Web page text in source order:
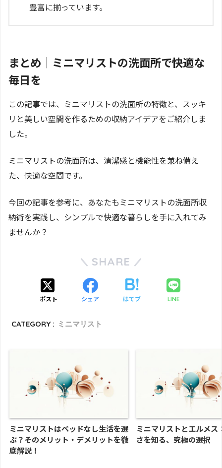
豊富に揃っています。
まとめ｜ミニマリストの洗面所で快適な
毎日を
この記事では、ミニマリストの洗面所の特徴と、スッキ
リと美しい空間を作るための収納アイデアをご紹介しま
した。
ミニマリストの洗面所は、清潔感と機能性を兼ね備え
た、快適な空間です。
今回の記事を参考に、あなたもミニマリストの洗面所収
納術を実践し、シンプルで快適な暮らしを手に入れてみ
ませんか？
SHARE
ポスト シェア はてブ LINE
CATEGORY : ミニマリスト
ミニマリストはベッドなし生活を選
ぶ？そのメリット・デメリットを徹
底解説！
ミニマリストとエルメス
さを知る、究極の選択